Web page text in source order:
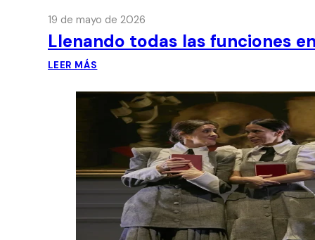
19 de mayo de 2026
Llenando todas las funciones
LEER MÁS